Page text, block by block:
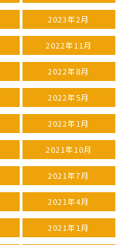
2023年2月
2022年11月
2022年8月
2022年5月
2022年1月
2021年10月
2021年7月
2021年4月
2021年1月